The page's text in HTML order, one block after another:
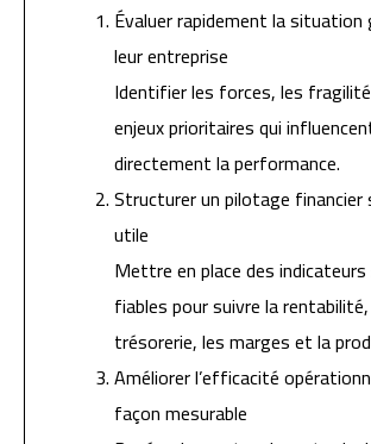
Évaluer rapidement la situation
leur entreprise
Identifier les forces, les
enjeux prioritaires qui
directement la performance.
Structurer un pilotage financier
utile
Mettre en place des
fiables pour suivre la
trésorerie, les marges et la
Améliorer l’efficacité
façon mesurable